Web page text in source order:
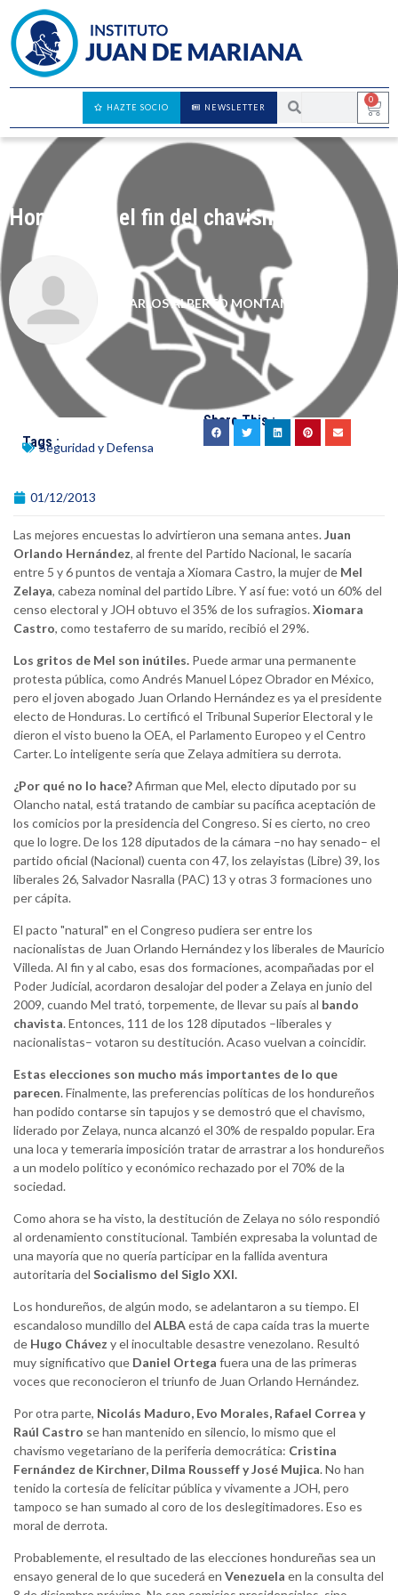
0
NEWSLETTER
HAZTE SOCIO
Honduras o el fin del chavismo
CARLOS ALBERTO MONTANER
Tags :Seguridad y Defensa
Share This :
01/12/2013
Las mejores encuestas lo advirtieron una semana antes.Juan
Orlando Hernández, al frente del Partido Nacional, le sacaría
entre 5 y 6 puntos de ventaja a Xiomara Castro, la mujer de Mel
Zelaya, cabeza nominal del partido Libre. Y así fue: votó un 60% del
censo electoral y JOH obtuvo el 35% de los sufragios.Xiomara
Castro, como testaferro de su marido, recibió el 29%.
Los gritos de Mel son inútiles. Puede armar una permanente
protesta pública, como Andrés Manuel López Obrador en México,
pero el joven abogado Juan Orlando Hernández es ya el presidente
electo de Honduras. Lo certificó el Tribunal Superior Electoral y le
dieron el visto bueno la OEA, el Parlamento Europeo y el Centro
Carter. Lo inteligente sería que Zelaya admitiera su derrota.
¿Por qué no lo hace?Afirman que Mel, electo diputado por su
Olancho natal, está tratando de cambiar su pacífica aceptación de
los comicios por la presidencia del Congreso. Si es cierto, no creo
que lo logre. De los 128 diputados de la cámara –no hay senado– el
partido oficial (Nacional) cuenta con 47, los zelayistas (Libre) 39, los
liberales 26, Salvador Nasralla (PAC) 13 y otras 3 formaciones uno
per cápita.
El pacto "natural" en el Congreso pudiera ser entre los
nacionalistas de Juan Orlando Hernández y los liberales de Mauricio
Villeda. Al fin y al cabo, esas dos formaciones, acompañadas por el
Poder Judicial, acordaron desalojar del poder a Zelaya en junio del
2009, cuando Mel trató, torpemente, de llevar su país al bando
chavista. Entonces, 111 de los 128 diputados –liberales y
nacionalistas– votaron su destitución. Acaso vuelvan a coincidir.
Estas elecciones son mucho más importantes de lo que
parecen. Finalmente, las preferencias políticas de los hondureños
han podido contarse sin tapujos y se demostró que el chavismo,
liderado por Zelaya, nunca alcanzó el 30% de respaldo popular. Era
una loca y temeraria imposición tratar de arrastrar a los hondureños
a un modelo político y económico rechazado por el 70% de la
sociedad.
Como ahora se ha visto, la destitución de Zelaya no sólo respondió
al ordenamiento constitucional. También expresaba la voluntad de
una mayoría que no quería participar en la fallida aventura
autoritaria del Socialismo del Siglo XXI.
Los hondureños, de algún modo, se adelantaron a su tiempo. El
escandaloso mundillo del ALBAestá de capa caída tras la muerte
de Hugo Chávez y el inocultable desastre venezolano. Resultó
muy significativo que Daniel Ortega fuera una de las primeras
voces que reconocieron el triunfo de Juan Orlando Hernández.
Por otra parte, Nicolás Maduro, Evo Morales, Rafael Correa y
Raúl Castro se han mantenido en silencio, lo mismo que el
chavismo vegetariano de la periferia democrática: Cristina
Fernández de Kirchner, Dilma Rousseff y José Mujica. No han
tenido la cortesía de felicitar pública y vivamente a JOH, pero
tampoco se han sumado al coro de los deslegitimadores. Eso es
moral de derrota.
Probablemente, el resultado de las elecciones hondureñas sea un
ensayo general de lo que sucederá en Venezuela en la consulta del